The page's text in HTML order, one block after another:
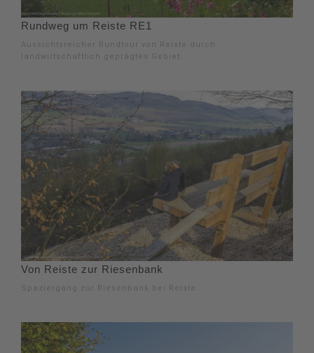
Rundweg um Reiste RE1
Aussichtsreicher Rundtour von Reiste durch
landwirtschaftlich geprägtes Gebiet.
Von Reiste zur Riesenbank
Spaziergang zur Riesenbank bei Reiste.